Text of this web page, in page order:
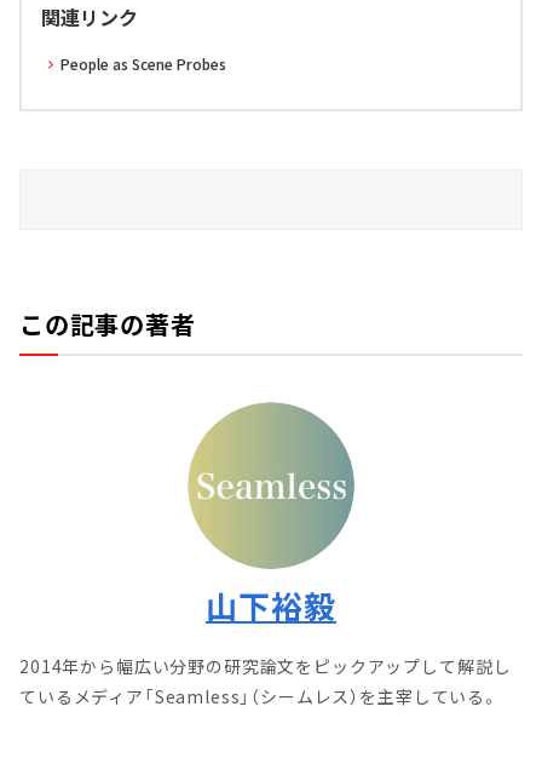
関連リンク
People as Scene Probes
この記事の著者
山下裕毅
2014年から幅広い分野の研究論文をピックアップして解説し
ているメディア「Seamless」（シームレス）を主宰している。